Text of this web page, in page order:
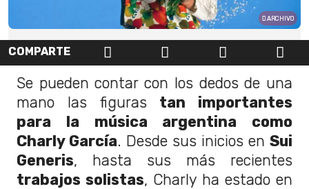
ARCHIVO
COMPARTE
Se pueden contar con los dedos de una
mano las figuras tan importantes
para la música argentina como
Charly García. Desde sus inicios en Sui
Generis, hasta sus más recientes
trabajos solistas, Charly ha estado en